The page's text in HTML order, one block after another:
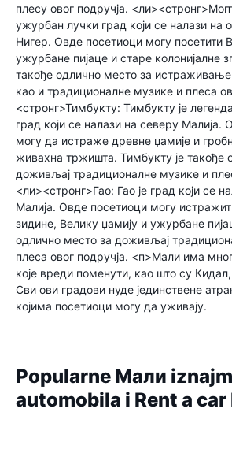
плесу овог подручја.
ужурбан лучки град који се налази на
Нигер. Овде посетиоци могу посетити
ужурбане пијаце и старе колонијалне
такође одлично место за
као и традиционалне музике и плеса
<стронг>Тимбукту: Тимбукту је
град који се налази на северу Малија.
могу да истраже древне џамије и
живахна тржишта. Тимбукту је такође
доживљај традиционалне музике и
<ли><стронг>Гао: Гао је град који се
Малија. Овде посетиоци могу
зидине, Велику џамију и ужурбане
одлично место за доживљај
плеса овог подручја. <п>Мали има
које вреди поменути, као што су
Сви ови градови нуде јединствене
којима посетиоци могу да уживају.
Popularne Мали
automobila i Rent a